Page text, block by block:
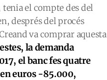
el compte des del
després del procés
va comprar aquesta
la demanda
el banc fes quatre
euros -85.000,